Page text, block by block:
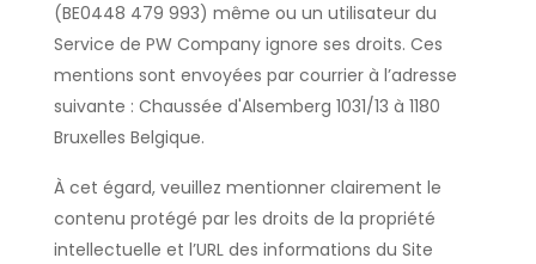
(BE0448 479 993) même ou un utilisateur du
Service de PW Company ignore ses droits. Ces
mentions sont envoyées par courrier à l’adresse
suivante : Chaussée d'Alsemberg 1031/13 à 1180
Bruxelles Belgique.
À cet égard, veuillez mentionner clairement le
contenu protégé par les droits de la propriété
intellectuelle et l’URL des informations du Site